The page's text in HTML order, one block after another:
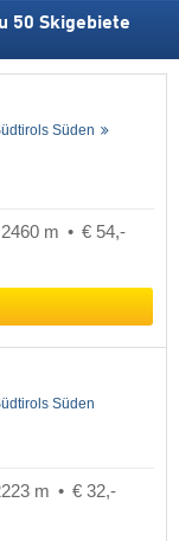
50 Skigebiete
Süden
m
€ 54,-
Süden
m
€ 32,-